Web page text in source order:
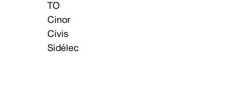
TO
Cinor
Civis
Sidélec